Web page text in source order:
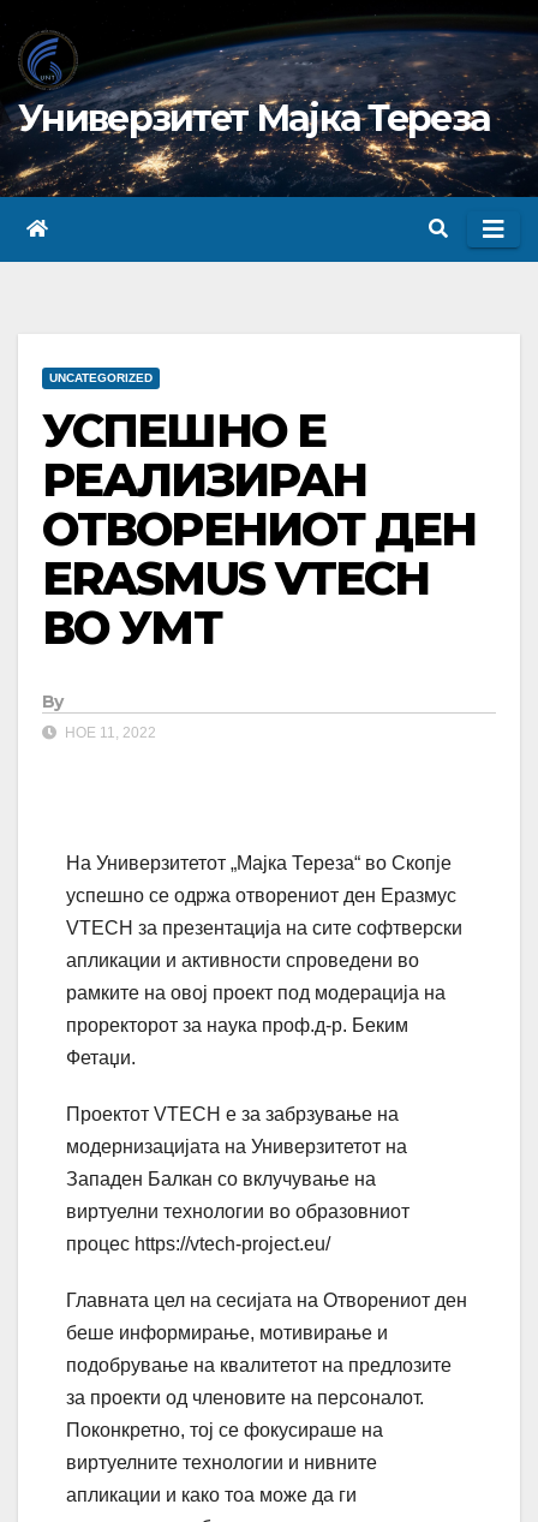
to
content
Универзитет Мајка Тереза
UNCATEGORIZED
УСПЕШНО Е
РЕАЛИЗИРАН
ОТВОРЕНИОТ ДЕН
ERASMUS VTECH
ВО УMТ
By
НОЕ 11, 2022
На Универзитетот „Мајка Тереза“ во Скопје
успешно се одржа отворениот ден Еразмус
VTECH за презентација на сите софтверски
апликации и активности спроведени во
рамките на овој проект под модерација на
проректорот за наука проф.д-р. Беким
Фетаџи.
Проектот VTECH е за забрзување на
модернизацијата на Универзитетот на
Западен Балкан со вклучување на
виртуелни технологии во образовниот
процес https://vtech-project.eu/
Главната цел на сесијата на Отворениот ден
беше информирање, мотивирање и
подобрување на квалитетот на предлозите
за проекти од членовите на персоналот.
Поконкретно, тој се фокусираше на
виртуелните технологии и нивните
апликации и како тоа може да ги